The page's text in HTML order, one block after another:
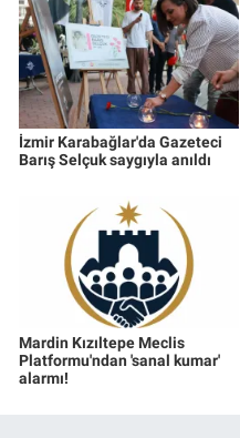
İzmir Karabağlar'da Gazeteci
Barış Selçuk saygıyla anıldı
Mardin Kızıltepe Meclis
Platformu'ndan 'sanal kumar'
alarmı!